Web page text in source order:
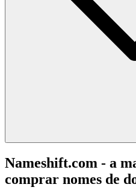
Nameshift.com - a
comprar nomes de